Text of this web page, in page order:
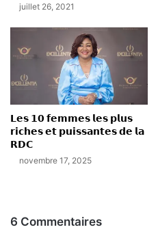
juillet 26, 2021
𝗟𝗲𝘀 𝟭𝟬 𝗳𝗲𝗺𝗺𝗲𝘀 𝗹𝗲𝘀 𝗽𝗹𝘂𝘀
𝗿𝗶𝗰𝗵𝗲𝘀 𝗲𝘁 𝗽𝘂𝗶𝘀𝘀𝗮𝗻𝘁𝗲𝘀 𝗱𝗲 𝗹𝗮
𝗥𝗗𝗖
novembre 17, 2025
6 Commentaires